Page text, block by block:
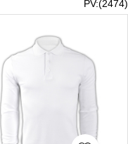
PV:(2474)